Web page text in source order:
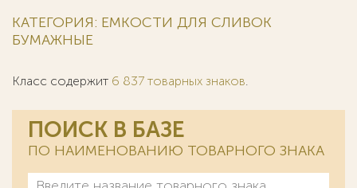
КАТЕГОРИЯ: ЕМКОСТИ ДЛЯ СЛИВОК
БУМАЖНЫЕ
Класс содержит 6 837 товарных знаков.
ПОИСК В БАЗЕ
ПО НАИМЕНОВАНИЮ ТОВАРНОГО ЗНАКА